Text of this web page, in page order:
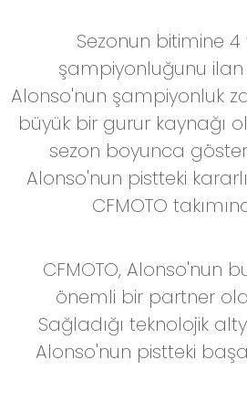
Sezonun bitimine 4
şampiyonluğunu
Alonso'nun şampiyonluk
büyük bir gurur kaynağı
sezon boyunca
Alonso'nun pistteki
CFMOTO
CFMOTO, Alonso'nun
önemli bir partner
Sağladığı teknolojik
Alonso'nun pistteki